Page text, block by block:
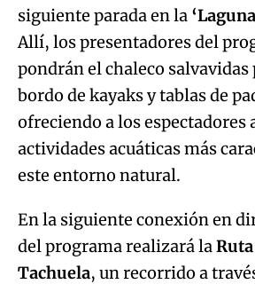
siguiente parada en la
Allí, los presentadores del
pondrán el chaleco salvavidas
bordo de kayaks y tablas de
ofreciendo a los espectadores
actividades acuáticas más
este entorno natural.
En la siguiente conexión en
del programa realizará la
Tachuela, un recorrido a